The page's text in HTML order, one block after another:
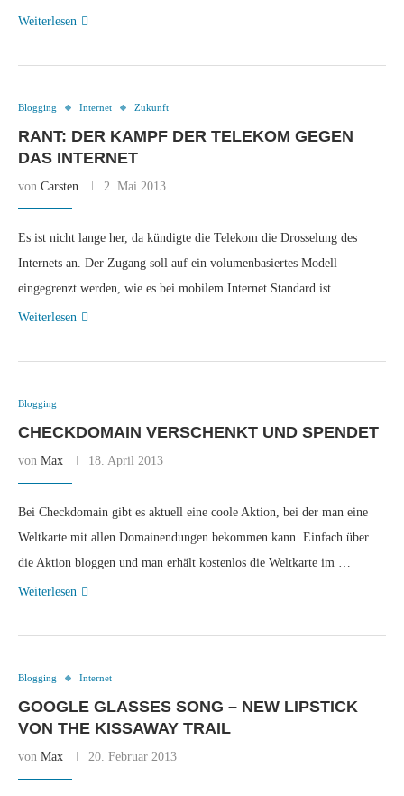
Weiterlesen
Blogging Internet Zukunft
RANT: DER KAMPF DER TELEKOM GEGEN
DAS INTERNET
von Carsten 2. Mai 2013
Es ist nicht lange her, da kündigte die Telekom die Drosselung des
Internets an. Der Zugang soll auf ein volumenbasiertes Modell
eingegrenzt werden, wie es bei mobilem Internet Standard ist. …
Weiterlesen
Blogging
CHECKDOMAIN VERSCHENKT UND SPENDET
von Max 18. April 2013
Bei Checkdomain gibt es aktuell eine coole Aktion, bei der man eine
Weltkarte mit allen Domainendungen bekommen kann. Einfach über
die Aktion bloggen und man erhält kostenlos die Weltkarte im …
Weiterlesen
Blogging Internet
GOOGLE GLASSES SONG – NEW LIPSTICK
VON THE KISSAWAY TRAIL
von Max 20. Februar 2013